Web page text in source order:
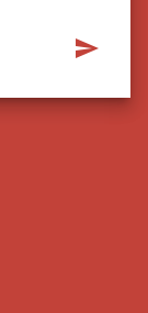
send